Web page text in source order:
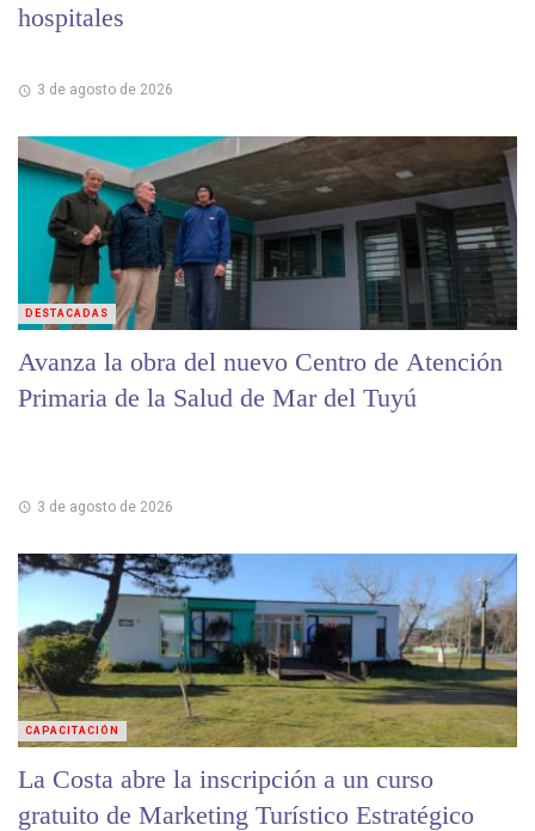
hospitales
3 de agosto de 2026
Avanza la obra del nuevo Centro de Atención
Primaria de la Salud de Mar del Tuyú
3 de agosto de 2026
DESTACADAS
La Costa abre la inscripción a un curso
gratuito de Marketing Turístico Estratégico
CAPACITACIÓN